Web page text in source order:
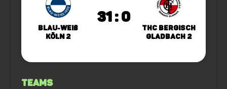
Blau-Weiß
Köln 2
31 : 0
THC Bergisch
Gladbach 2
Teams